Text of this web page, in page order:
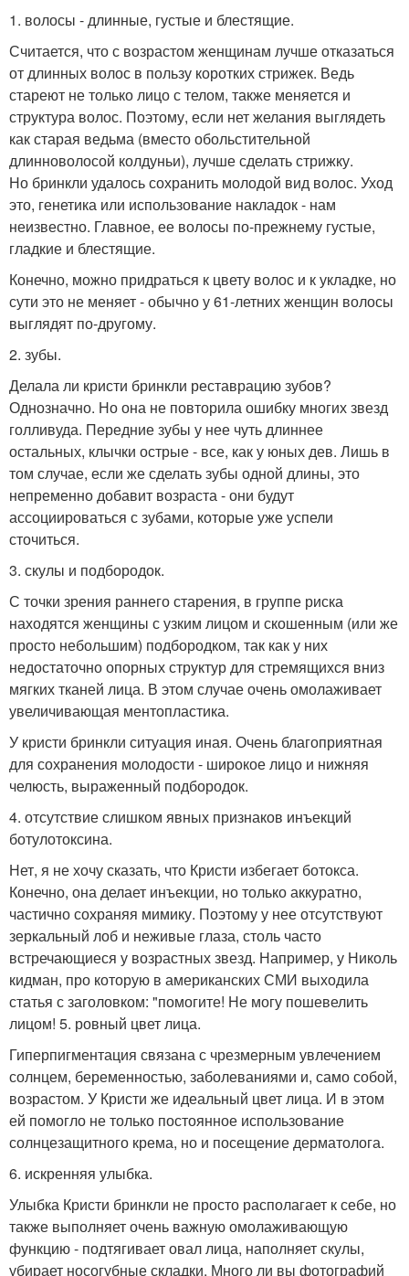
1. волосы - длинные, густые и блестящие.
Считается, что с возрастом женщинам лучше отказаться
от длинных волос в пользу коротких стрижек. Ведь
стареют не только лицо с телом, также меняется и
структура волос. Поэтому, если нет желания выглядеть
как старая ведьма (вместо обольстительной
длинноволосой колдуньи), лучше сделать стрижку.
Но бринкли удалось сохранить молодой вид волос. Уход
это, генетика или использование накладок - нам
неизвестно. Главное, ее волосы по-прежнему густые,
гладкие и блестящие.
Конечно, можно придраться к цвету волос и к укладке, но
сути это не меняет - обычно у 61-летних женщин волосы
выглядят по-другому.
2. зубы.
Делала ли кристи бринкли реставрацию зубов?
Однозначно. Но она не повторила ошибку многих звезд
голливуда. Передние зубы у нее чуть длиннее
остальных, клычки острые - все, как у юных дев. Лишь в
том случае, если же сделать зубы одной длины, это
непременно добавит возраста - они будут
ассоциироваться с зубами, которые уже успели
сточиться.
3. скулы и подбородок.
С точки зрения раннего старения, в группе риска
находятся женщины с узким лицом и скошенным (или же
просто небольшим) подбородком, так как у них
недостаточно опорных структур для стремящихся вниз
мягких тканей лица. В этом случае очень омолаживает
увеличивающая ментопластика.
У кристи бринкли ситуация иная. Очень благоприятная
для сохранения молодости - широкое лицо и нижняя
челюсть, выраженный подбородок.
4. отсутствие слишком явных признаков инъекций
ботулотоксина.
Нет, я не хочу сказать, что Кристи избегает ботокса.
Конечно, она делает инъекции, но только аккуратно,
частично сохраняя мимику. Поэтому у нее отсутствуют
зеркальный лоб и неживые глаза, столь часто
встречающиеся у возрастных звезд. Например, у Николь
кидман, про которую в американских СМИ выходила
статья с заголовком: "помогите! Не могу пошевелить
лицом! 5. ровный цвет лица.
Гиперпигментация связана с чрезмерным увлечением
солнцем, беременностью, заболеваниями и, само собой,
возрастом. У Кристи же идеальный цвет лица. И в этом
ей помогло не только постоянное использование
солнцезащитного крема, но и посещение дерматолога.
6. искренняя улыбка.
Улыбка Кристи бринкли не просто располагает к себе, но
также выполняет очень важную омолаживающую
функцию - подтягивает овал лица, наполняет скулы,
убирает носогубные складки. Много ли вы фотографий